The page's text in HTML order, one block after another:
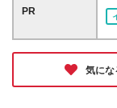
シ
い
PR
気にな